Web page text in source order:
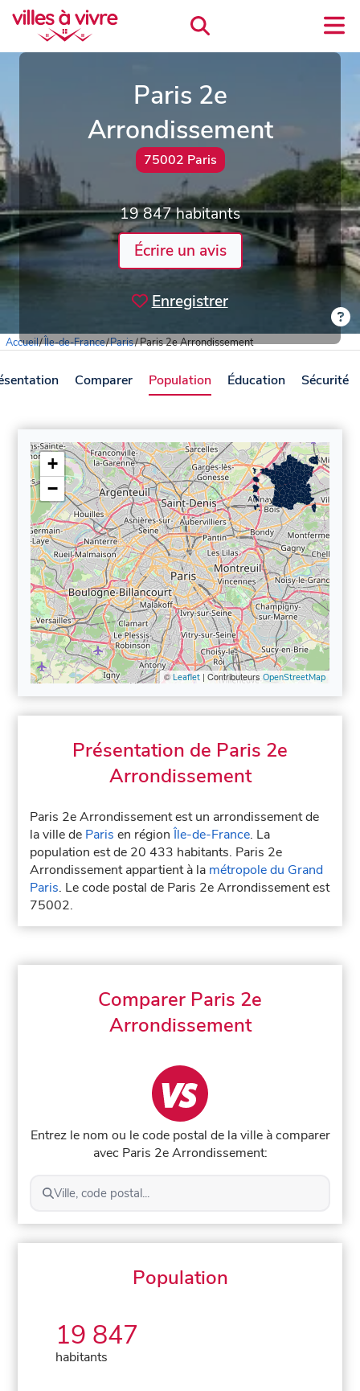
Paris 2e
Arrondissement
75002 Paris
19 847 habitants
Écrire un avis
Enregistrer
Accueil/Île-de-France/Paris/Paris 2e Arrondissement
Comparer Population Éducation Sécurité
+
−
© Leaflet| ContributeursOpenStreetMap
Présentation de Paris 2e
Arrondissement
Paris 2e Arrondissement est un arrondissement de
la ville de Paris en régionÎle-de-France. La
population est de 20 433 habitants. Paris 2e
Arrondissement appartient à la métropole du Grand
Paris. Le code postal de Paris 2e Arrondissement est
75002.
Comparer Paris 2e
Arrondissement
Entrez le nom ou le code postal de la ville à comparer
avec Paris 2e Arrondissement:
Ville, code postal...
Population
19 847
habitants